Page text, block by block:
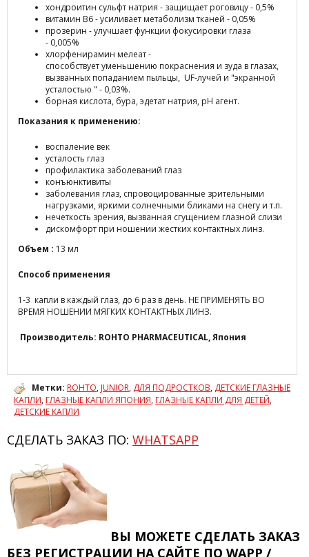
хондроитин сульфт натрия - защищает роговицу - 0,5%
витамин B6 - усиливает метаболизм тканей - 0,05%
прозерин - улучшает функции фокусировки глаза
- 0,005%
хлорфенирамин мелеат -
способствует уменьшению покраснения и зуда в глазах,
вызванных попаданием пыльцы, UF-лучей и "экранной
усталостью " - 0,03%.
борная кислота, бура, эдетат натрия, рН агент.
Показания к применению:
воспаление век
усталость глаз
профилактика заболеваний глаз
конъюнктивиты
заболевания глаз, спровоцированные зрительными
нагрузками, яркими солнечными бликами на снегу и т.п.
нечеткость зрения, вызванная сгущением глазной слизи
дискомфорт при ношении жестких контактных линз.
Объем : 13 мл
Способ применения
1-3 капли в каждый глаз, до 6 раз в день. НЕ ПРИМЕНЯТЬ ВО
ВРЕМЯ НОШЕНИИ МЯГКИХ КОНТАКТНЫХ ЛИНЗ.
Производитель: ROHTO PHARMACEUTICAL, Япония
Метки: ROHTO, JUNIOR, ДЛЯ ПОДРОСТКОВ, ДЕТСКИЕ ГЛАЗНЫЕ
КАПЛИ, ГЛАЗНЫЕ КАПЛИ ЯПОНИЯ, ГЛАЗНЫЕ КАПЛИ ДЛЯ ДЕТЕЙ,
ДЕТСКИЕ КАПЛИ
СДЕЛАТЬ ЗАКАЗ ПО: WHATSAPP
ВЫ МОЖЕТЕ СДЕЛАТЬ ЗАКАЗ
БЕЗ РЕГИСТРАЦИИ НА САЙТЕ ПО WAPP /